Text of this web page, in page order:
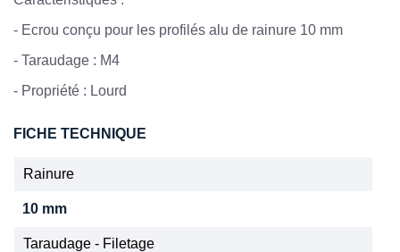
- Ecrou conçu pour les profilés alu de rainure 10 mm
- Taraudage : M4
- Propriété : Lourd
FICHE TECHNIQUE
Rainure
10 mm
Taraudage - Filetage